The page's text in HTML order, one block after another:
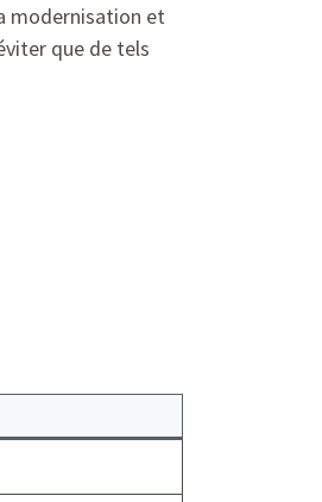
modernisation et
que de tels